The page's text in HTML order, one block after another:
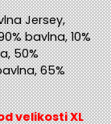
Jersey,
bavlna, 10%
50%
65%
velikosti XL